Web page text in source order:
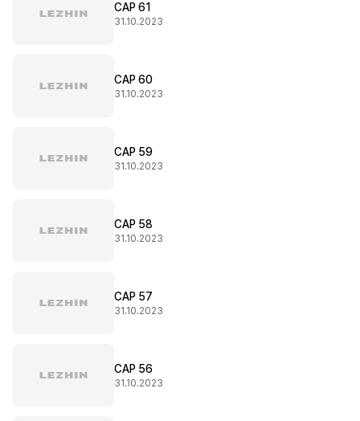
CAP 61
31.10.2023
CAP 60
31.10.2023
CAP 59
31.10.2023
CAP 58
31.10.2023
CAP 57
31.10.2023
CAP 56
31.10.2023